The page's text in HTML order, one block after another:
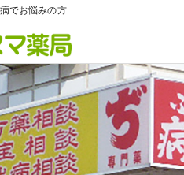
でお悩みの方